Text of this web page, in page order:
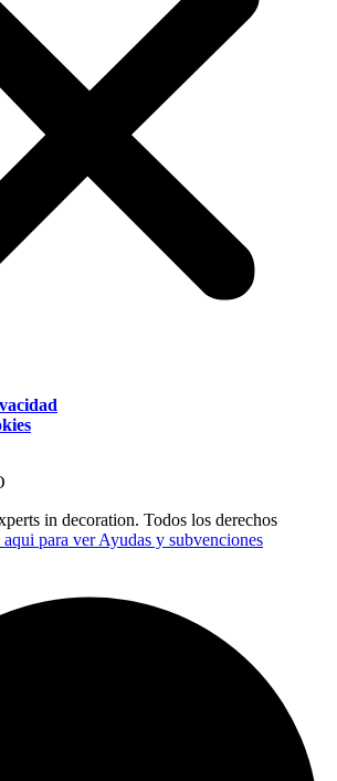
in decoration. Todos los derechos
para ver Ayudas y subvenciones